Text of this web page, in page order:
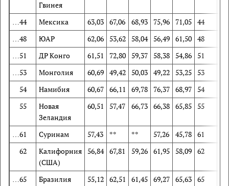
Гвинея
…44 Мексика 63,03 67,06 68,93 75,96 71,05 44
…48
ЮАР 62,06 53,62 58,04 56,49 61,50 48
…51
ДР Конго 61,51 72,80 59,37 58,38 54,86 51
…53
Монголия 60,69 49,42 50,03 49,22 53,25 53
54
Намибия 60,67 66,11 69,78 76,37 68,97 54
55
Новая
Зеландия
60,51 57,47 66,73 66,38 65,85 55
…61 Суринам 57,43 ** ** 57,26 45,78 61
62
Калифорния
(США)
56,84 67,81 59,26 61,95 58,09 62
…65 Бразилия 55,12 62,51 61,45 69,27 65,63 65